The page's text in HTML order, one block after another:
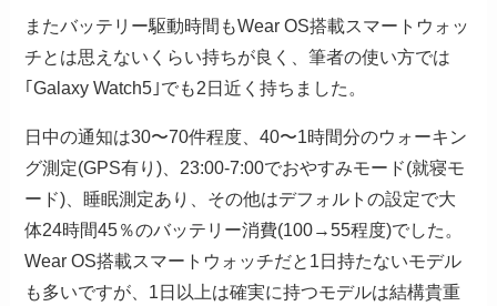
またバッテリー駆動時間もWear OS搭載スマートウォッ
チとは思えないくらい持ちが良く、筆者の使い方では
｢Galaxy Watch5｣でも2日近く持ちました。
日中の通知は30〜70件程度、40〜1時間分のウォーキン
グ測定(GPS有り)、23:00-7:00でおやすみモード(就寝モ
ード)、睡眠測定あり、その他はデフォルトの設定で大
体24時間45％のバッテリー消費(100→55程度)でした。
Wear OS搭載スマートウォッチだと1日持たないモデル
も多いですが、1日以上は確実に持つモデルは結構貴重